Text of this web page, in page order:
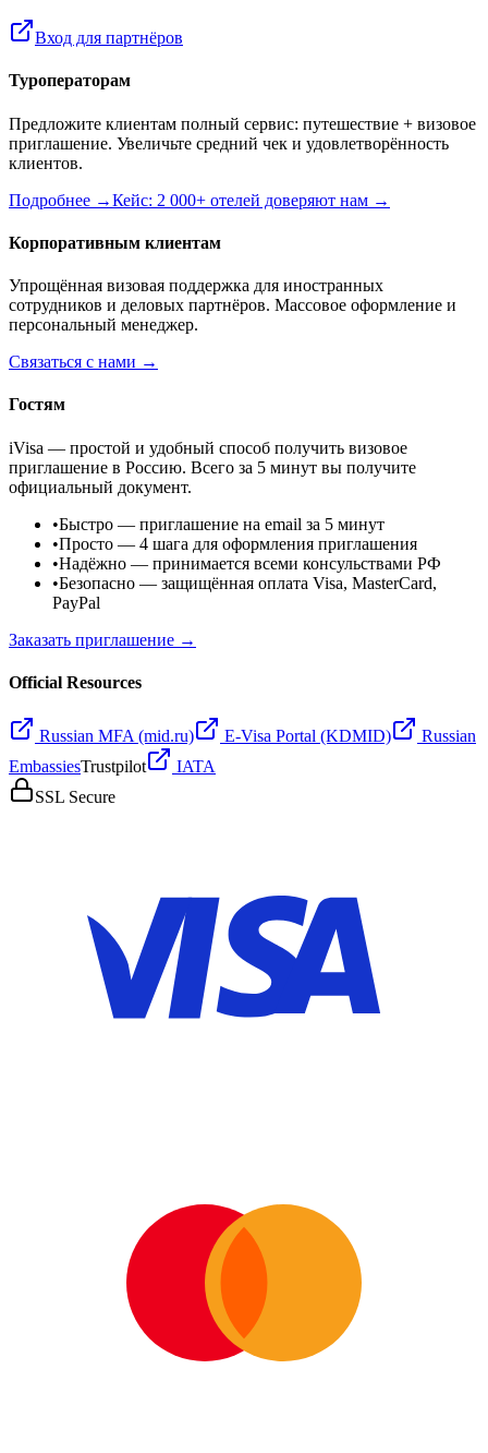
Вход для партнёров
Туроператорам
Предложите клиентам полный сервис: путешествие + визовое
приглашение. Увеличьте средний чек и удовлетворённость
клиентов.
Подробнее →Кейс: 2 000+ отелей доверяют нам →
Корпоративным клиентам
Упрощённая визовая поддержка для иностранных
сотрудников и деловых партнёров. Массовое оформление и
персональный менеджер.
Связаться с нами →
Гостям
iVisa — простой и удобный способ получить визовое
приглашение в Россию. Всего за 5 минут вы получите
официальный документ.
•Быстро — приглашение на email за 5 минут
•Просто — 4 шага для оформления приглашения
•Надёжно — принимается всеми консульствами РФ
•Безопасно — защищённая оплата Visa, MasterCard,
PayPal
Заказать приглашение →
Official Resources
Russian MFA (mid.ru) E-Visa Portal (KDMID)
Russian
EmbassiesTrustpilot
IATA
SSL Secure